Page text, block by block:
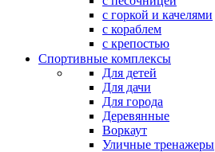
с горкой и качелями
с кораблем
с крепостью
Спортивные комплексы
Для детей
Для дачи
Для города
Деревянные
Воркаут
Уличные тренажеры